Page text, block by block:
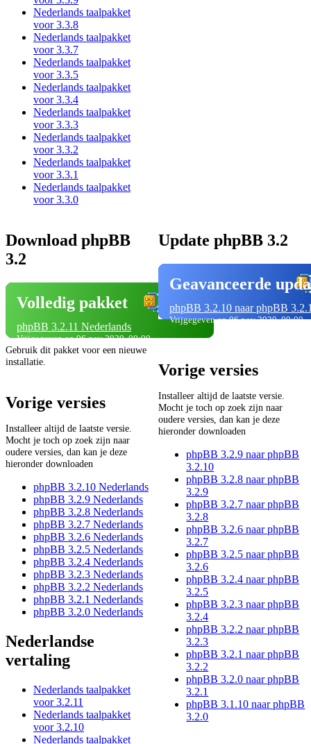
Nederlands taalpakket
voor 3.3.8
Nederlands taalpakket
voor 3.3.7
Nederlands taalpakket
voor 3.3.5
Nederlands taalpakket
voor 3.3.4
Nederlands taalpakket
voor 3.3.3
Nederlands taalpakket
voor 3.3.2
Nederlands taalpakket
voor 3.3.1
Nederlands taalpakket
voor 3.3.0
Download phpBB
3.2
Volledig pakket
phpBB 3.2.11 Nederlands
Vrijgegeven op 06 nov 2020, 00:00
Gebruik dit pakket voor een nieuwe
installatie.
Vorige versies
Installeer altijd de laatste versie.
Mocht je toch op zoek zijn naar
oudere versies, dan kan je deze
hieronder downloaden
phpBB 3.2.10 Nederlands
phpBB 3.2.9 Nederlands
phpBB 3.2.8 Nederlands
phpBB 3.2.7 Nederlands
phpBB 3.2.6 Nederlands
phpBB 3.2.5 Nederlands
phpBB 3.2.4 Nederlands
phpBB 3.2.3 Nederlands
phpBB 3.2.2 Nederlands
phpBB 3.2.1 Nederlands
phpBB 3.2.0 Nederlands
Nederlandse
vertaling
Nederlands taalpakket
voor 3.2.11
Nederlands taalpakket
voor 3.2.10
Nederlands taalpakket
Update phpBB 3.2
Geavanceerde
phpBB 3.2.10 naar phpBB
Vrijgegeven op 06 nov 2020, 00:00
Vorige versies
Installeer altijd de laatste versie.
Mocht je toch op zoek zijn naar
oudere versies, dan kan je deze
hieronder downloaden
phpBB 3.2.9 naar phpBB
3.2.10
phpBB 3.2.8 naar phpBB
3.2.9
phpBB 3.2.7 naar phpBB
3.2.8
phpBB 3.2.6 naar phpBB
3.2.7
phpBB 3.2.5 naar phpBB
3.2.6
phpBB 3.2.4 naar phpBB
3.2.5
phpBB 3.2.3 naar phpBB
3.2.4
phpBB 3.2.2 naar phpBB
3.2.3
phpBB 3.2.1 naar phpBB
3.2.2
phpBB 3.2.0 naar phpBB
3.2.1
phpBB 3.1.10 naar phpBB
3.2.0